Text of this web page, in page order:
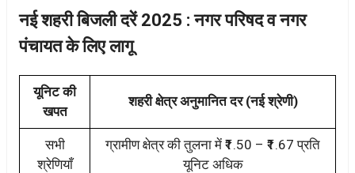
नई शहरी बिजली दरें 2025 : नगर परिषद व नगर
पंचायत के लिए लागू
यूनिट की
खपत
शहरी क्षेत्र अनुमानित दर (नई श्रेणी)
सभी
श्रेणियाँ
ग्रामीण क्षेत्र की तुलना में ₹1.50 – ₹1.67 प्रति
यूनिट अधिक